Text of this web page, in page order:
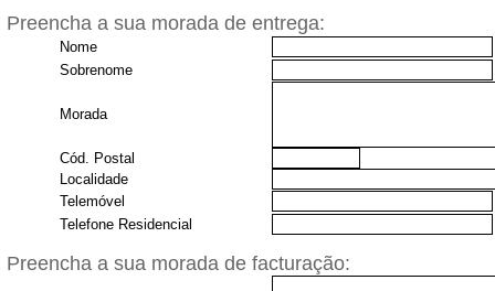
Preencha a sua morada de entrega:
Nome
Sobrenome
Morada
Cód. Postal
Localidade
Telemóvel
Telefone Residencial
Preencha a sua morada de facturação: